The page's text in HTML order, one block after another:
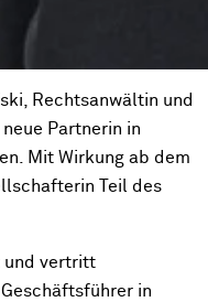
Rechtsanwältin und
Partnerin in
Mit Wirkung ab dem
Teil des
und vertritt
in